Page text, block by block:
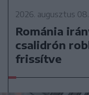
2026. augusztus
Románia
csalidrón
frissítve